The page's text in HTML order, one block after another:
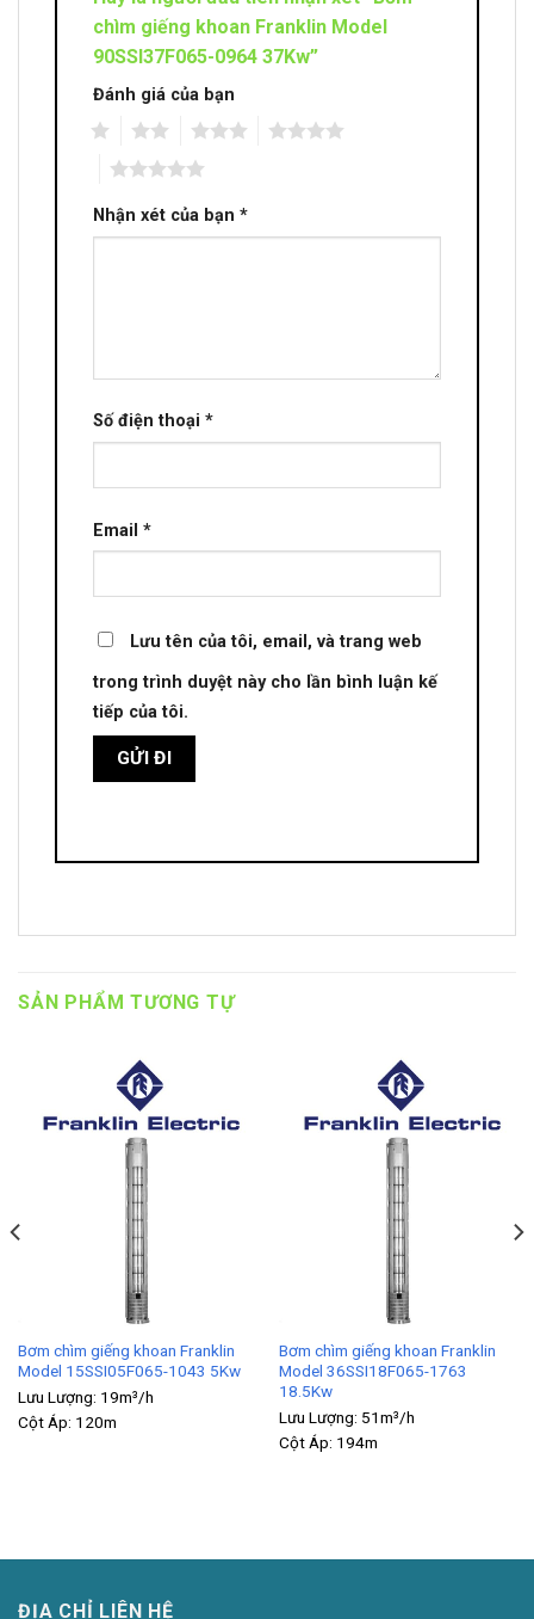
chìm giếng khoan Franklin Model
90SSI37F065-0964 37Kw”
Đánh giá của bạn
Nhận xét của bạn *
Số điện thoại *
Email *
Lưu tên của tôi, email, và trang web
trong trình duyệt này cho lần bình luận kế
tiếp của tôi.
SẢN PHẨM TƯƠNG TỰ
Bơm chìm giếng khoan Franklin
Model 15SSI05F065-1043 5Kw
Lưu Lượng: 19m³/h
Cột Áp: 120m
Bơm chìm giếng khoan Franklin
Model 36SSI18F065-1763
18.5Kw
Lưu Lượng: 51m³/h
Cột Áp: 194m
ĐỊA CHỈ LIÊN HỆ